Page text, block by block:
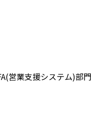
営業支援システム)部